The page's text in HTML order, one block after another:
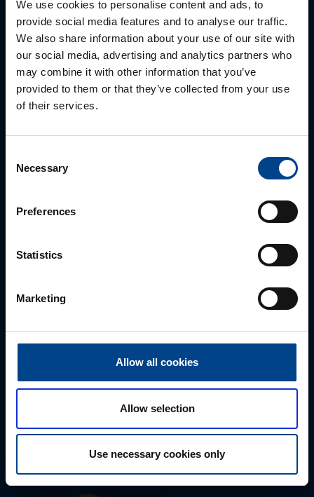
We use cookies to personalise content and ads, to
provide social media features and to analyse our traffic.
We also share information about your use of our site with
our social media, advertising and analytics partners who
may combine it with other information that you’ve
provided to them or that they’ve collected from your use
of their services.
Selection
Necessary
Preferences
Statistics
Marketing
Allow all cookies
Allow selection
Use necessary cookies only
+358 50 596 7006